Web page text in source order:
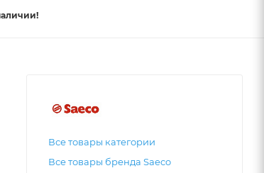
Все товары категории
Все товары бренда Saeco